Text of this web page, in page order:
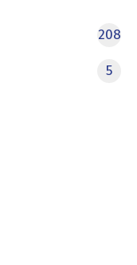
208
5